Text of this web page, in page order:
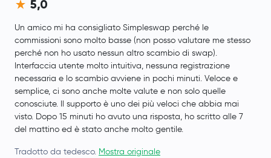
5,0
Un amico mi ha consigliato Simpleswap perché le
commissioni sono molto basse (non posso valutare me stesso
perché non ho usato nessun altro scambio di swap).
Interfaccia utente molto intuitiva, nessuna registrazione
necessaria e lo scambio avviene in pochi minuti. Veloce e
semplice, ci sono anche molte valute e non solo quelle
conosciute. Il supporto è uno dei più veloci che abbia mai
visto. Dopo 15 minuti ho avuto una risposta, ho scritto alle 7
del mattino ed è stato anche molto gentile.
Tradotto da tedesco. Mostra originale